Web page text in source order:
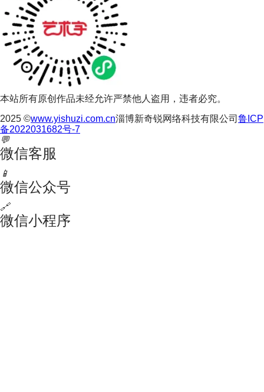
本站所有原创作品未经允许严禁他人盗用，违者必究。
2025 ©www.yishuzi.com.cn淄博新奇锐网络科技有限公司 鲁ICP
备2022031682号-7
💬
微信客服
📱
微信公众号
🔗
微信小程序